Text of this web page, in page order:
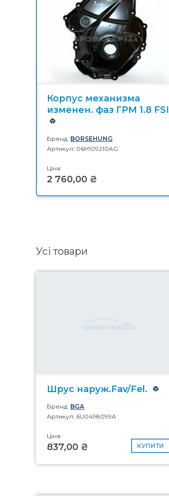
Корпус механизма
изменен. фаз ГРМ 1.8 FSI
Бренд: BORSEHUNG
Артикул: 06H109210AG
Ціна:
2 760,00 ₴
Усі товари
Шрус наруж.Fav/Fel.
Бренд: BGA
Артикул: 6U0498099A
Ціна:
837,00 ₴ КУПИТИ